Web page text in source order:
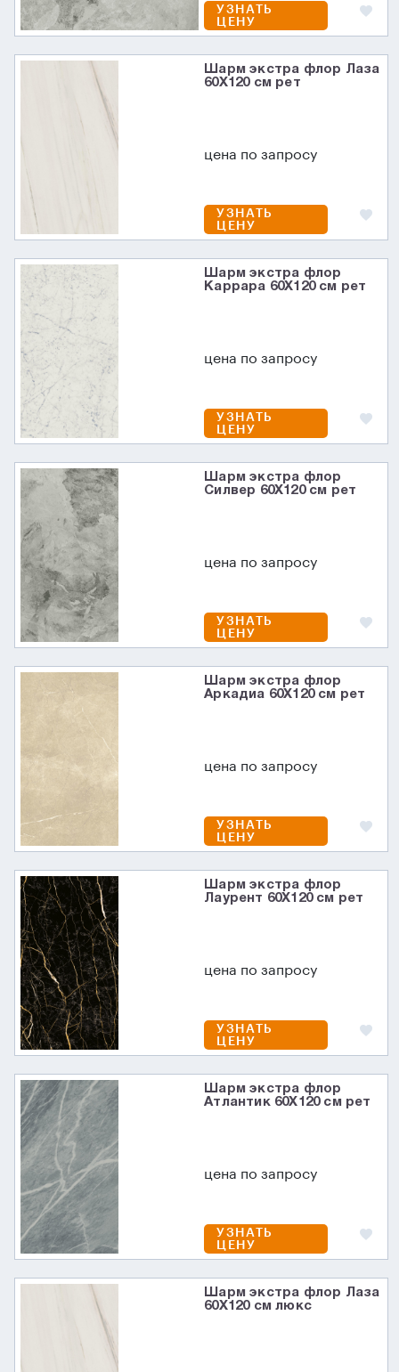
УЗНАТЬ
ЦЕНУ
Шарм экстра флор Лаза
60X120 см рет
цена по запросу
УЗНАТЬ
ЦЕНУ
Шарм экстра флор
Каррара 60X120 см рет
цена по запросу
УЗНАТЬ
ЦЕНУ
Шарм экстра флор
Силвер 60X120 см рет
цена по запросу
УЗНАТЬ
ЦЕНУ
Шарм экстра флор
Аркадиа 60X120 см рет
цена по запросу
УЗНАТЬ
ЦЕНУ
Шарм экстра флор
Лаурент 60X120 см рет
цена по запросу
УЗНАТЬ
ЦЕНУ
Шарм экстра флор
Атлантик 60X120 см рет
цена по запросу
УЗНАТЬ
ЦЕНУ
Шарм экстра флор Лаза
60X120 см люкс